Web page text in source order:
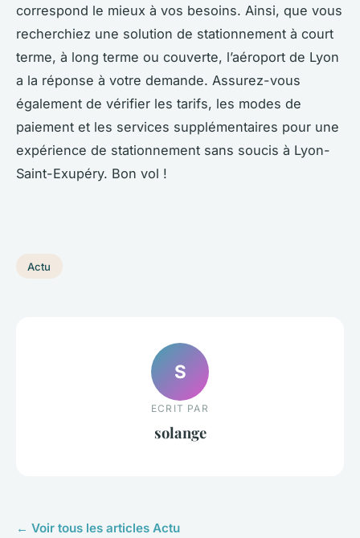
correspond le mieux à vos besoins. Ainsi, que vous
recherchiez une solution de stationnement à court
terme, à long terme ou couverte, l’aéroport de Lyon
a la réponse à votre demande. Assurez-vous
également de vérifier les tarifs, les modes de
paiement et les services supplémentaires pour une
expérience de stationnement sans soucis à Lyon-
Saint-Exupéry. Bon vol !
Actu
S
ECRIT PAR
solange
← Voir tous les articles Actu